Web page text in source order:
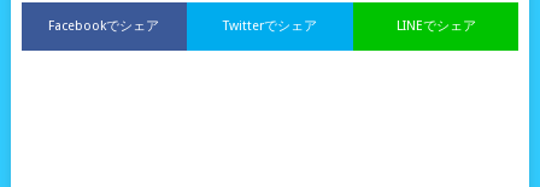
Facebookでシェア LINEでシェア
Twitterでシェア